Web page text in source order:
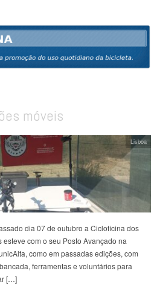
quotidiano da bicicleta
móveis
dia 07 de outubro a Cicloficina dos
esteve com o seu Posto Avançado na
como em passadas edições, com
ferramentas e voluntários para
[…]
Lisboa